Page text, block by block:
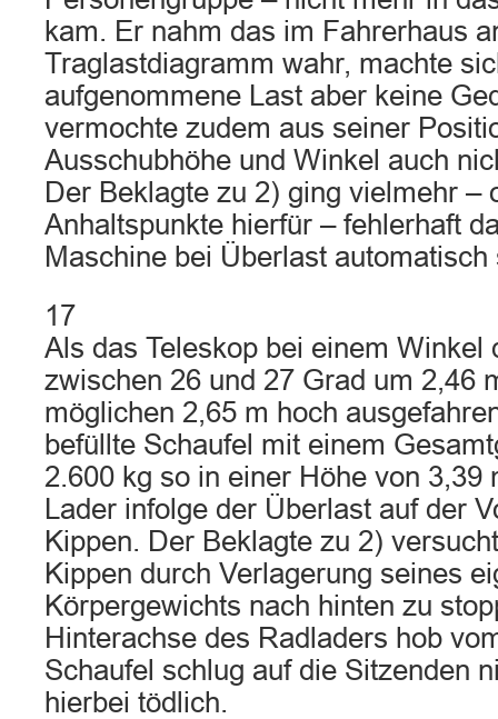
kam. Er nahm das im Fahrerhaus
Traglastdiagramm wahr, machte
aufgenommene Last aber keine
vermochte zudem aus seiner
Ausschubhöhe und Winkel auch
Der Beklagte zu 2) ging vielmehr –
Anhaltspunkte hierfür – fehlerhaft
Maschine bei Überlast
17
Als das Teleskop bei einem Winkel
zwischen 26 und 27 Grad um 2,46
möglichen 2,65 m hoch
befüllte Schaufel mit einem
2.600 kg so in einer Höhe von 3,39
Lader infolge der Überlast auf der
Kippen. Der Beklagte zu 2)
Kippen durch Verlagerung seines
Körpergewichts nach hinten zu
Hinterachse des Radladers hob
Schaufel schlug auf die Sitzenden
hierbei tödlich.